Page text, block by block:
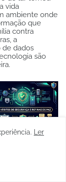
vida
ambiente onde
que
contra
a
de dados
são
Ler